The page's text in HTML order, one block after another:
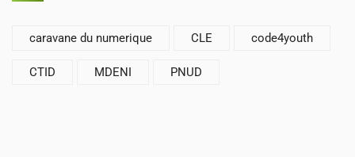
caravane du numerique CLE code4youth
CTID MDENI PNUD